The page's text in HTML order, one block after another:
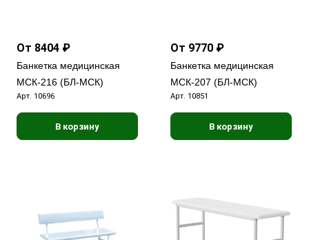
От 8404 ₽
Банкетка медицинская
МСК-216 (БЛ-МСК)
Арт. 10696
В корзину
От 9770 ₽
Банкетка медицинская
МСК-207 (БЛ-МСК)
Арт. 10851
В корзину